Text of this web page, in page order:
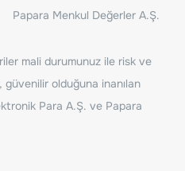
Papara Menkul Değerler A.Ş.
mali durumunuz ile risk ve
olduğuna inanılan
Para A.Ş. ve Papara